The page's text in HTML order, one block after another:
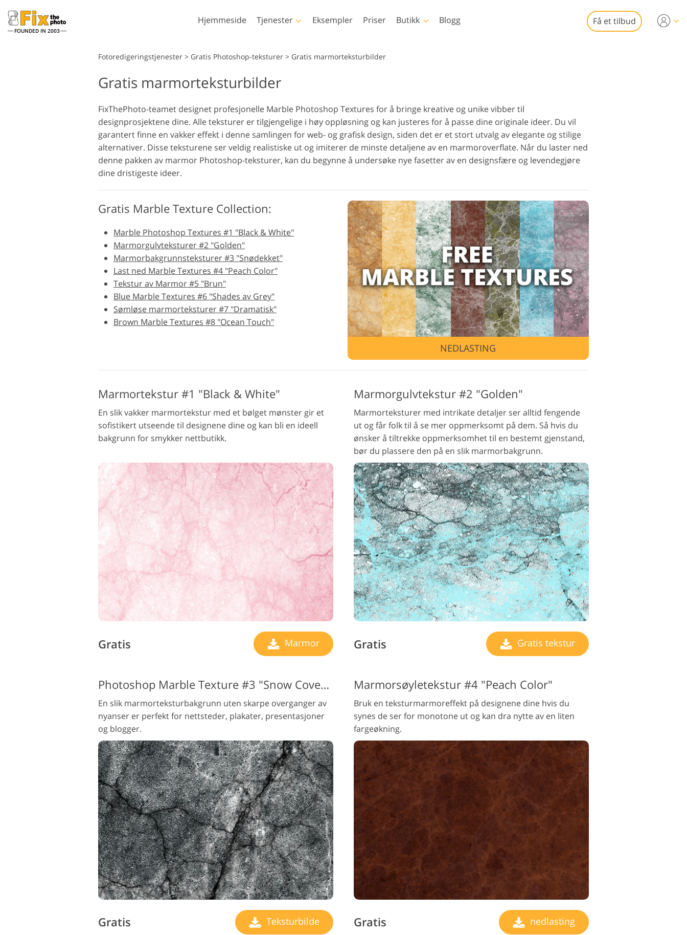
FOUNDED IN 2003
Hjemmeside Tjenester
Redigering av
bryllupsbilder
Produktfotoredigering Redigering av smykkefoto AI-treningsdata Videoredigeringstjenester
Eksempler Priser Butikk
Lightroom
Lightroom
LR forhåndsinnstilte
samlinger
Beste avtale
forhåndsinnstillinger
Mobile
forhåndsinnstillinger
Photoshop
Photoshop-handlinger
Photoshop-overlegg
Photoshop-teksturer
Hele Ps Actions-
samlingene
Hele Ps Overlays-bunter
Templates
Valentinsdagskort
Bryllupsinvitasjoner
Invitasjon til
barneselskap
Profesjonelle
videooverlegg
Blogg Få et tilbud
Fotoredigeringstjenester > Gratis Photoshop-teksturer > Gratis marmorteksturbilder
Gratis marmorteksturbilder
FixThePhoto-teamet designet profesjonelle Marble Photoshop Textures for å bringe kreative og unike vibber til
designprosjektene dine. Alle teksturer er tilgjengelige i høy oppløsning og kan justeres for å passe dine originale ideer. Du vil
garantert finne en vakker effekt i denne samlingen for web- og grafisk design, siden det er et stort utvalg av elegante og stilige
alternativer. Disse teksturene ser veldig realistiske ut og imiterer de minste detaljene av en marmoroverflate. Når du laster ned
denne pakken av marmor Photoshop-teksturer, kan du begynne å undersøke nye fasetter av en designsfære og levendegjøre
dine dristigeste ideer.
Gratis Marble Texture Collection:
Marble Photoshop Textures #1 "Black & White"
Marmorgulvteksturer #2 "Golden"
Marmorbakgrunnsteksturer #3 "Snødekket"
Last ned Marble Textures #4 "Peach Color"
Tekstur av Marmor #5 "Brun"
Blue Marble Textures #6 "Shades av Grey"
Sømløse marmorteksturer #7 "Dramatisk"
Brown Marble Textures #8 "Ocean Touch"
NEDLASTING
Marmortekstur #1 "Black & White"
En slik vakker marmortekstur med et bølget mønster gir et
sofistikert utseende til designene dine og kan bli en ideell
bakgrunn for smykker nettbutikk.
Gratis Marmor
Marmorgulvtekstur #2 "Golden"
Marmorteksturer med intrikate detaljer ser alltid fengende
ut og får folk til å se mer oppmerksomt på dem. Så hvis du
ønsker å tiltrekke oppmerksomhet til en bestemt gjenstand,
bør du plassere den på en slik marmorbakgrunn.
Gratis Gratis tekstur
Photoshop Marble Texture #3 "Snow Covered"
En slik marmorteksturbakgrunn uten skarpe overganger av
nyanser er perfekt for nettsteder, plakater, presentasjoner
og blogger.
Gratis Teksturbilde
Marmorsøyletekstur #4 "Peach Color"
Bruk en teksturmarmoreffekt på designene dine hvis du
synes de ser for monotone ut og kan dra nytte av en liten
fargeøkning.
Gratis nedlasting